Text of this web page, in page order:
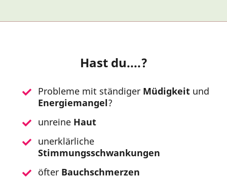
Hast du....?
Probleme mit ständiger Müdigkeit und
Energiemangel?
unreine Haut
unerklärliche
Stimmungsschwankungen
öfter Bauchschmerzen